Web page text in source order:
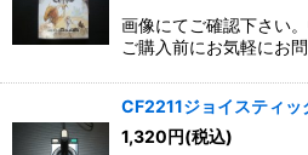
画像にてご確認下さい
ご購入前にお気軽にお
CF2211ジョイスティ
1,320円(税込)